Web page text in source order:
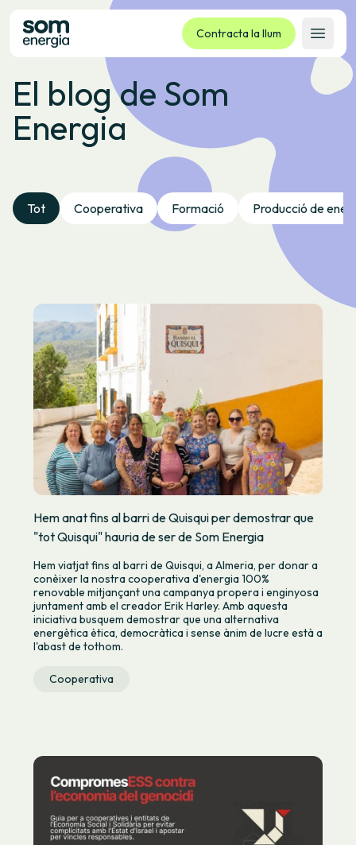
Contracta la llum
Obrir
Tarifes
Serveis
Empreses
La cooperativa
Contacte
Tràmits
El blog de Som
Energia
Tot Cooperativa Formació Producció de
Hem anat fins al barri de Quisqui per demostrar que
"tot Quisqui" hauria de ser de Som Energia
Hem viatjat fins al barri de Quisqui, a Almeria, per donar a
conèixer la nostra cooperativa d'energia 100%
renovable mitjançant una campanya propera i enginyosa
juntament amb el creador Erik Harley. Amb aquesta
iniciativa busquem demostrar que una alternativa
energètica ètica, democràtica i sense ànim de lucre està a
l'abast de tothom.
Cooperativa